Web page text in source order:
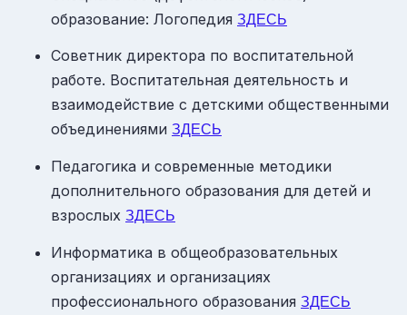
образование: Логопедия ЗДЕСЬ
Советник директора по воспитательной
работе. Воспитательная деятельность и
взаимодействие с детскими общественными
объединениями ЗДЕСЬ
Педагогика и современные методики
дополнительного образования для детей и
взрослых ЗДЕСЬ
Информатика в общеобразовательных
организациях и организациях
профессионального образования ЗДЕСЬ